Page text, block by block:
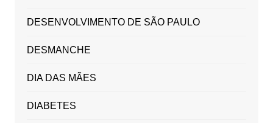
DESENVOLVIMENTO DE SÃO PAULO
DESMANCHE
DIA DAS MÃES
DIABETES